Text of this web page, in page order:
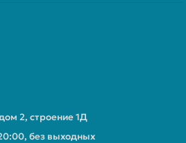
2, строение 1Д
без выходных